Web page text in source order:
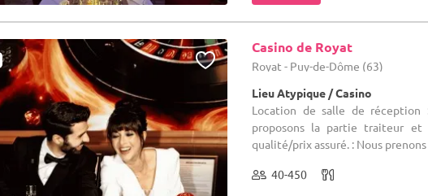
Casino de Royat
Royat - Puy-de-Dôme (63)
Lieu Atypique / Casino
Location de salle de
proposons la partie traiteur et
qualité/prix assuré. : Nous
40-450